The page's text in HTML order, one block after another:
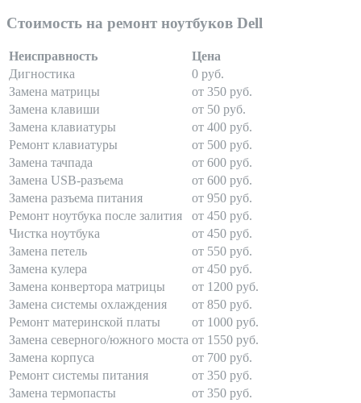
Стоимость на ремонт ноутбуков Dell
Неисправность
Цена
Дигностика
0 руб.
Замена матрицы
от 350 руб.
Замена клавиши
от 50 руб.
Замена клавиатуры
от 400 руб.
Ремонт клавиатуры
от 500 руб.
Замена тачпада
от 600 руб.
Замена USB-разъема
от 600 руб.
Замена разъема питания
от 950 руб.
Ремонт ноутбука после залития
от 450 руб.
Чистка ноутбука
от 450 руб.
Замена петель
от 550 руб.
Замена кулера
от 450 руб.
Замена конвертора матрицы
от 1200 руб.
Замена системы охлаждения
от 850 руб.
Ремонт материнской платы
от 1000 руб.
Замена северного/южного моста от 1550 руб.
Замена корпуса
от 700 руб.
Ремонт системы питания
от 350 руб.
Замена термопасты
от 350 руб.